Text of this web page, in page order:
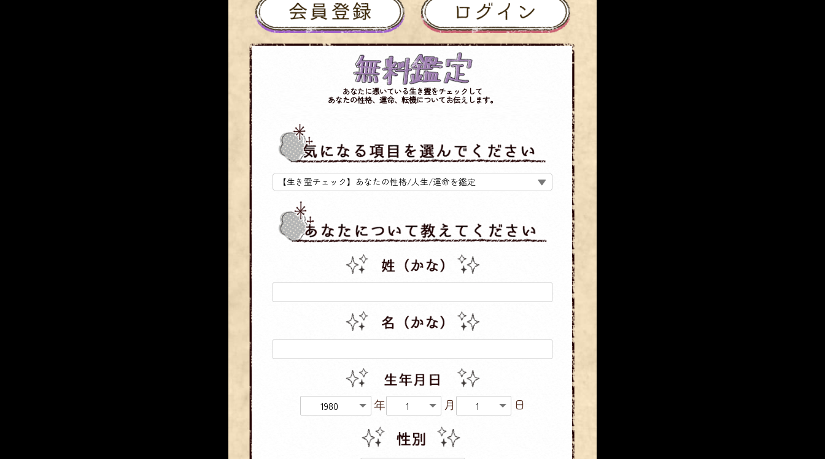
あなたに憑いている生き霊をチェックして
あなたの性格、運命、転機についてお伝えします。
【生き霊チェック】あなたの性格/人生/運命を鑑定
年 月 日